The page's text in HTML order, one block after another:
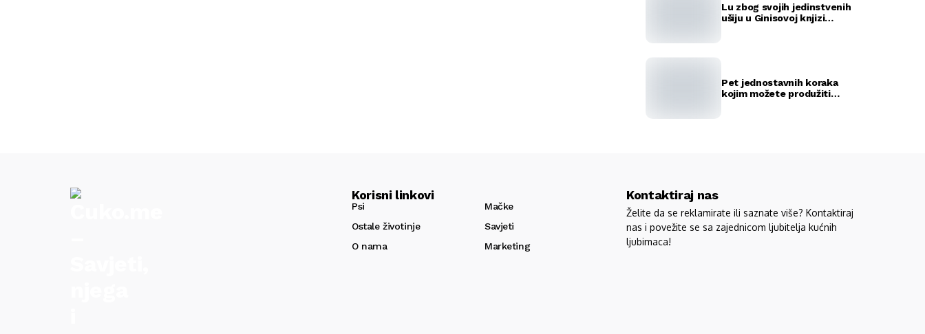
Lu zbog svojih jedinstvenih
ušiju u Ginisovoj knjizi
Pet jednostavnih koraka
kojim možete produžiti
Korisni linkovi
Psi
Mačke
Ostale životinje
Savjeti
O nama
Marketing
Kontaktiraj nas
Želite da se reklamirate ili saznate više? Kontaktiraj
nas i povežite se sa zajednicom ljubitelja kućnih
ljubimaca!